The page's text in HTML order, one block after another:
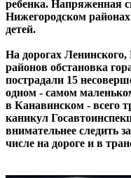
ребенка. Напряженная
Нижегородском
детей.
На дорогах
районов обстановка
пострадали 15
одном - самом
в Канавинском - всего
каникул
внимательнее следить
числе на дороге и в